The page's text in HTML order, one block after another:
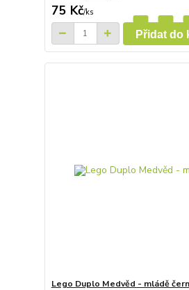
75 Kč/ks
Přidat do
Lego Duplo Medvěd - mládě